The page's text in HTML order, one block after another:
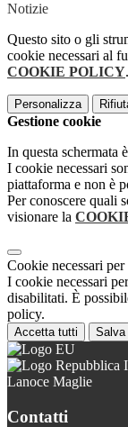
Notizie
Questo sito o gli
cookie necessari al
COOKIE POLICY.
Personalizza
Gestione cookie
In questa schermata
I cookie necessari
piattaforma e non è
Per conoscere quali
visionare la
Cookie necessari
I cookie necessari
disabilitati. È
policy.
Accetta tutti Salva
Lanoce Maglie
Contatti